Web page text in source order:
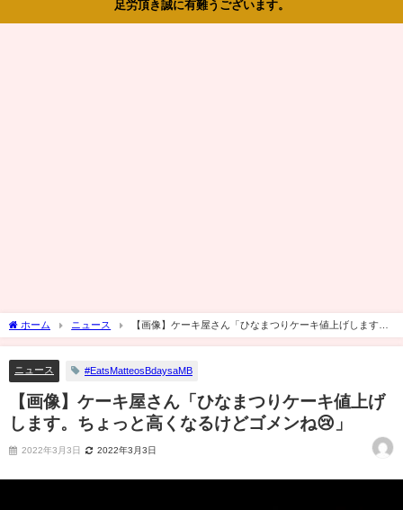
足労頂き誠に有難うございます。
ホーム ニュース
【画像】ケーキ屋さん「ひなまつりケーキ値上げします。
ちょっと高くなるけどゴメンね😢」
ニュース #EatsMatteosBdaysaMB
【画像】ケーキ屋さん「ひなまつりケーキ値上げ
します。ちょっと高くなるけどゴメンね😢」
2022年3月3日 2022年3月3日